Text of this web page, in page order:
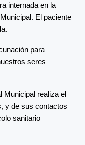
internada en la
El paciente
para
seres
Municipal realiza el
y de sus contactos
sanitario